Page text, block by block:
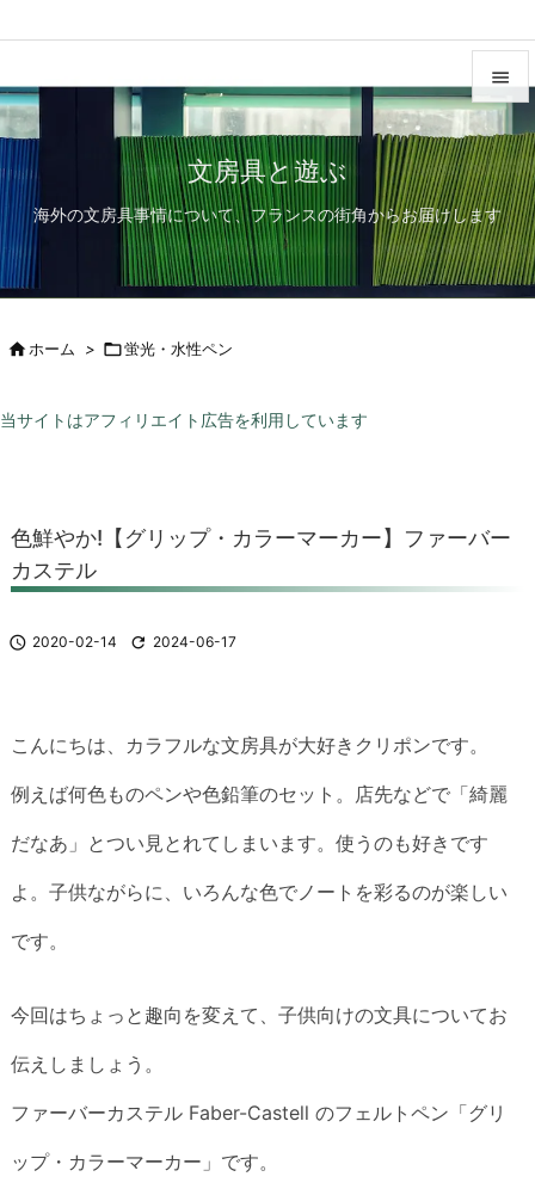
文房具と遊ぶ
海外の文房具事情について、フランスの街角からお届けします


メニュ

サイド

前へ
ホーム > 蛍光・水性ペン
当サイトはアフィリエイト広告を利用しています
色鮮やか!【グリップ・カラーマーカー】ファーバー
カステル
 2020-02-14  2024-06-17
こんにちは、カラフルな文房具が大好きクリポンです。
例えば何色ものペンや色鉛筆のセット。店先などで「綺麗
だなあ」とつい見とれてしまいます。使うのも好きです
よ。子供ながらに、いろんな色でノートを彩るのが楽しい
です。
今回はちょっと趣向を変えて、子供向けの文具についてお
伝えしましょう。
ファーバーカステル Faber-Castell のフェルトペン「グリ
ップ・カラーマーカー」です。